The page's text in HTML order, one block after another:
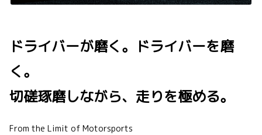
ドライバーが磨く。ドライバーを磨
く。
切磋琢磨しながら、走りを極める。
From the Limit of Motorsports